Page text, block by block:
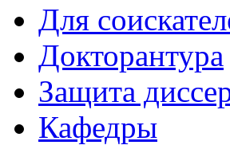
Для
Докторантура
Защита
Кафедры